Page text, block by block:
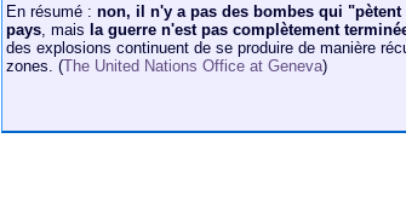
En résumé :non, il n'y a pas des bombes qui
pays , mais la guerre n'est pas complètement
des explosions continuent de se produire de manière
zones. (The United Nations Office at Geneva)